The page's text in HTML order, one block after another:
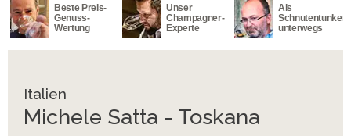
Beste Preis-
Genuss-
Wertung
Unser
Champagner-
Experte
Als
Schnutentunker
unterwegs
Italien
Michele Satta - Toskana